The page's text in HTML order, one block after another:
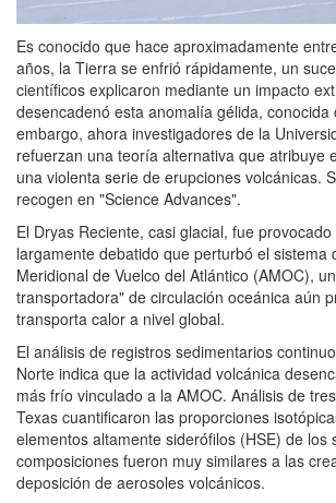
Es conocido que hace aproximadamente
años, la Tierra se enfrió rápidamente, un
científicos explicaron mediante un impacto
desencadenó esta anomalía gélida, conocida
embargo, ahora investigadores de la
refuerzan una teoría alternativa que atribuye
una violenta serie de erupciones volcánicas.
recogen en "Science Advances".
El Dryas Reciente, casi glacial, fue
largamente debatido que perturbó el sistema
Meridional de Vuelco del Atlántico (AMOC),
transportadora" de circulación oceánica aún
transporta calor a nivel global.
El análisis de registros sedimentarios
Norte indica que la actividad volcánica
más frío vinculado a la AMOC. Análisis de
Texas cuantificaron las proporciones
elementos altamente siderófilos (HSE) de los
composiciones fueron muy similares a las
deposición de aerosoles volcánicos.